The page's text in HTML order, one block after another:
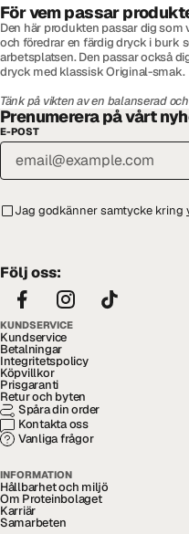
För vem passar
Den här produkten passar dig
och föredrar en färdig dryck i burk
arbetsplatsen. Den passar också
dryck med klassisk Original-smak.
Tänk på vikten av en balanserad
Prenumerera på vårt
E-POST
Jag godkänner samtycke kring
Följ oss:
KUNDSERVICE
Kundservice
Betalningar
Integritetspolicy
Köpvillkor
Prisgaranti
Retur och byten
Spåra din order
Kontakta oss
Vanliga frågor
INFORMATION
Hållbarhet och miljö
Om Proteinbolaget
Karriär
Samarbeten